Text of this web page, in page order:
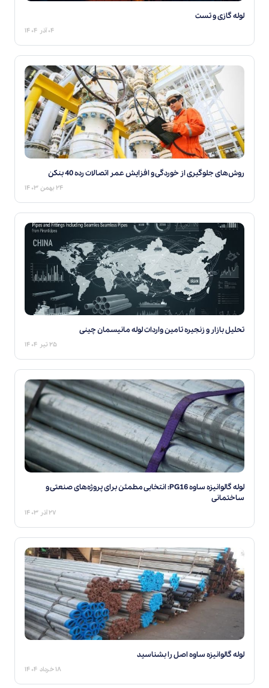
لوله گازی و تست
۰۴ آذر ۱۴۰۴
روش‌های جلوگیری از خوردگی و افزایش عمر اتصالات رده 40 بنکن
۲۴ بهمن ۱۴۰۳
تحلیل بازار و زنجیره تامین واردات لوله مانیسمان چینی
۲۵ تیر ۱۴۰۴
لوله گالوانیزه ساوه PG16: انتخابی مطمئن برای پروژه‌های صنعتی و
ساختمانی
۲۷ آذر ۱۴۰۳
لوله گالوانیزه ساوه اصل را بشناسید
۱۸ خرداد ۱۴۰۴